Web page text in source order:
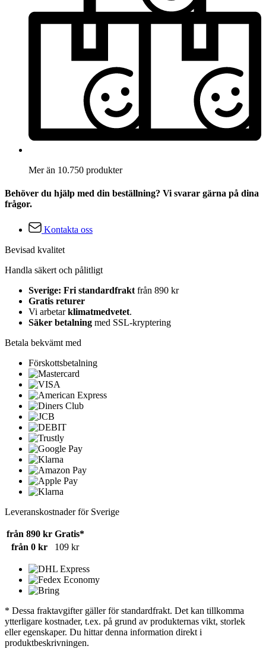
Mer än 10.750 produkter
Behöver du hjälp med din beställning? Vi svarar gärna på dina
frågor.
Kontakta oss
Bevisad kvalitet
Handla säkert och pålitligt
Sverige: Fri standardfrakt från 890 kr
Gratis returer
Vi arbetarklimatmedvetet.
Säker betalning med SSL-kryptering
Betala bekvämt med
Förskottsbetalning
Leveranskostnader för Sverige
från 890 kr Gratis*
från 0 kr
109 kr
* Dessa fraktavgifter gäller för standardfrakt. Det kan tillkomma
ytterligare kostnader, t.ex. på grund av produkternas vikt, storlek
eller egenskaper. Du hittar denna information direkt i
produktbeskrivningen.